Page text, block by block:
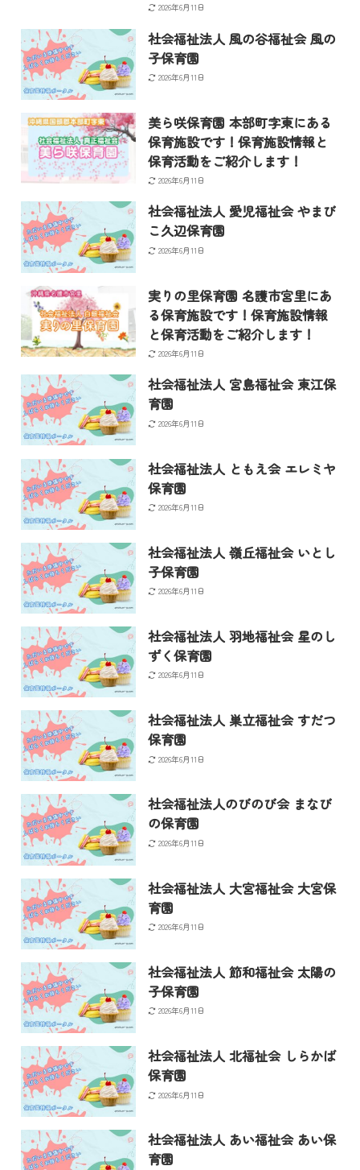
2026年6月11日
社会福祉法人 風の谷福祉会 風の
子保育園
2026年6月11日
美ら咲保育園 本部町字東にある
保育施設です！保育施設情報と
保育活動をご紹介します！
2026年6月11日
社会福祉法人 愛児福祉会 やまび
こ久辺保育園
2026年6月11日
実りの里保育園 名護市宮里にあ
る保育施設です！保育施設情報
と保育活動をご紹介します！
2026年6月11日
社会福祉法人 宮島福祉会 東江保
育園
2026年6月11日
社会福祉法人 ともえ会 エレミヤ
保育園
2026年6月11日
社会福祉法人 嶺丘福祉会 いとし
子保育園
2026年6月11日
社会福祉法人 羽地福祉会 星のし
ずく保育園
2026年6月11日
社会福祉法人 巣立福祉会 すだつ
保育園
2026年6月11日
社会福祉法人のびのび会 まなび
の保育園
2026年6月11日
社会福祉法人 大宮福祉会 大宮保
育園
2026年6月11日
社会福祉法人 節和福祉会 太陽の
子保育園
2026年6月11日
社会福祉法人 北福祉会 しらかば
保育園
2026年6月11日
社会福祉法人 あい福祉会 あい保
育園